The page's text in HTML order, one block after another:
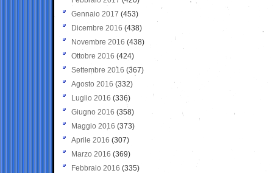
Gennaio 2017 (453)
Dicembre 2016 (438)
Novembre 2016 (438)
Ottobre 2016 (424)
Settembre 2016 (367)
Agosto 2016 (332)
Luglio 2016 (336)
Giugno 2016 (358)
Maggio 2016 (373)
Aprile 2016 (307)
Marzo 2016 (369)
Febbraio 2016 (335)